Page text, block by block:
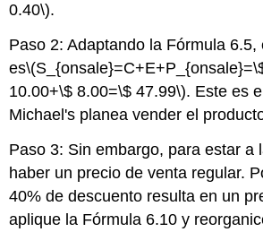
0.40\).
Paso 2: Adaptando la Fórmula
es
10.00+\$ 8.00=\$ 47.99\). Este es
Michael's planea vender el
Paso 3: Sin embargo, para estar a
haber un precio de venta regular.
40% de descuento resulta en un
aplique la Fórmula 6.10 y